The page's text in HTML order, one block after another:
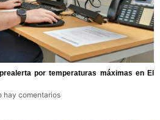
por temperaturas máximas en El
hay comentarios